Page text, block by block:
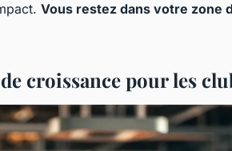
Vous restez dans votre zone
croissance pour les